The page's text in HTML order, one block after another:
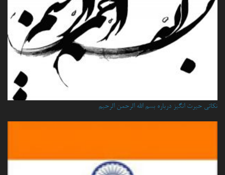
نكاتي حيرت انگيز درباره بسم الله الرحمن الرحيم